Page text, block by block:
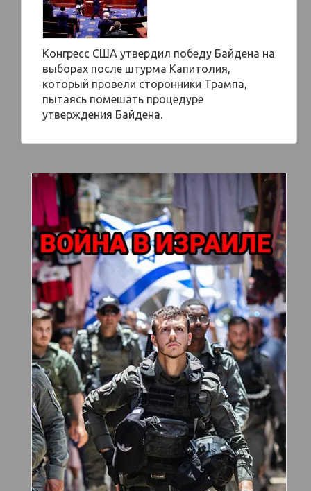
Конгресс США утвердил победу Байдена на
выборах после штурма Капитолия,
который провели сторонники Трампа,
пытаясь помешать процедуре
утверждения Байдена.